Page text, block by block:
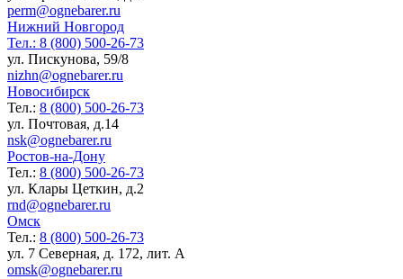
perm@ognebarer.ru
Нижний Новгород
Тел.: 8 (800) 500-26-73
ул. Пискунова, 59/8
nizhn@ognebarer.ru
Новосибирск
Тел.: 8 (800) 500-26-73
ул. Почтовая, д.14
nsk@ognebarer.ru
Ростов-на-Дону
Тел.: 8 (800) 500-26-73
ул. Клары Цеткин, д.2
rnd@ognebarer.ru
Омск
Тел.: 8 (800) 500-26-73
ул. 7 Северная, д. 172, лит. А
omsk@ognebarer.ru